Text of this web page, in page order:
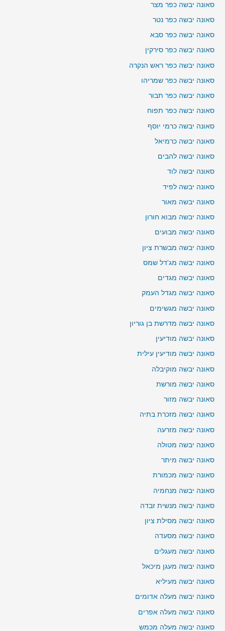
סאונה יבשה כפר מצר
סאונה יבשה כפר נטר
סאונה יבשה כפר סבא
סאונה יבשה כפר סירקין
סאונה יבשה כפר ראש הנקרה
סאונה יבשה כפר שמריהו
סאונה יבשה כפר תבור
סאונה יבשה כפר תפוח
סאונה יבשה כרמי יוסף
סאונה יבשה כרמיאל
סאונה יבשה להבים
סאונה יבשה לוד
סאונה יבשה לפיד
סאונה יבשה מאור
סאונה יבשה מבוא חורון
סאונה יבשה מבועים
סאונה יבשה מבשרת ציון
סאונה יבשה מג'דל שמס
סאונה יבשה מגדים
סאונה יבשה מגדל העמק
סאונה יבשה מגשימים
סאונה יבשה מדרשת בן גוריון
סאונה יבשה מודיעין
סאונה יבשה מודיעין עילית
סאונה יבשה מוקיבלה
סאונה יבשה מורשת
סאונה יבשה מזור
סאונה יבשה מזכרת בתיה
סאונה יבשה מזרעה
סאונה יבשה מטולה
סאונה יבשה מיתר
סאונה יבשה מכמורת
סאונה יבשה מנחמיה
סאונה יבשה מנשית זבדה
סאונה יבשה מסילת ציון
סאונה יבשה מסעדה
סאונה יבשה מעגלים
סאונה יבשה מעגן מיכאל
סאונה יבשה מעיליא
סאונה יבשה מעלה אדומים
סאונה יבשה מעלה אפרים
סאונה יבשה מעלה מכמש